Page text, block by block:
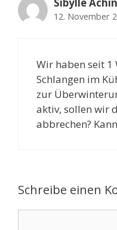
Sibylle
12. November
Wir haben seit 1
Schlangen im
zur
aktiv, sollen wir
abbrechen?
Schreibe einen